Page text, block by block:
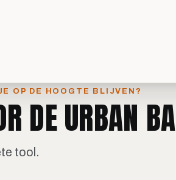
OP DE HOOGTE BLIJVEN?
DE URBAN
tool.